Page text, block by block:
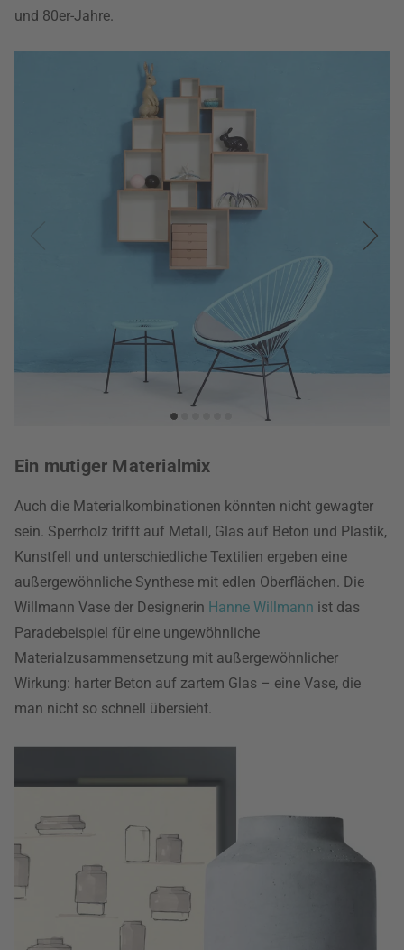
und 80er-Jahre.
Ein mutiger Materialmix
Auch die Materialkombinationen könnten nicht gewagter
sein. Sperrholz trifft auf Metall, Glas auf Beton und Plastik,
Kunstfell und unterschiedliche Textilien ergeben eine
außergewöhnliche Synthese mit edlen Oberflächen. Die
Willmann Vase der Designerin Hanne Willmann ist das
Paradebeispiel für eine ungewöhnliche
Materialzusammensetzung mit außergewöhnlicher
Wirkung: harter Beton auf zartem Glas – eine Vase, die
man nicht so schnell übersieht.